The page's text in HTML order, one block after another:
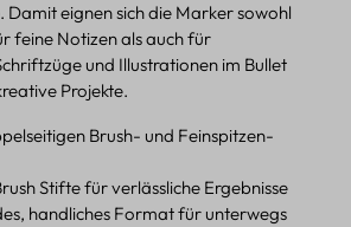
Damit eignen sich die Marker sowohl
feine Notizen als auch für
und Illustrationen im Bullet
Projekte.
Brush- und Feinspitzen-
Stifte für verlässliche Ergebnisse
handliches Format für unterwegs